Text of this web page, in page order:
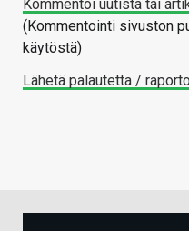
Kommentoi uutista tai
(Kommentointi sivuston
käytöstä)
Lähetä palautetta /